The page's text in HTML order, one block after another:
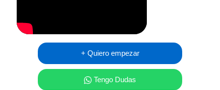
+ Quiero empezar
Tengo Dudas